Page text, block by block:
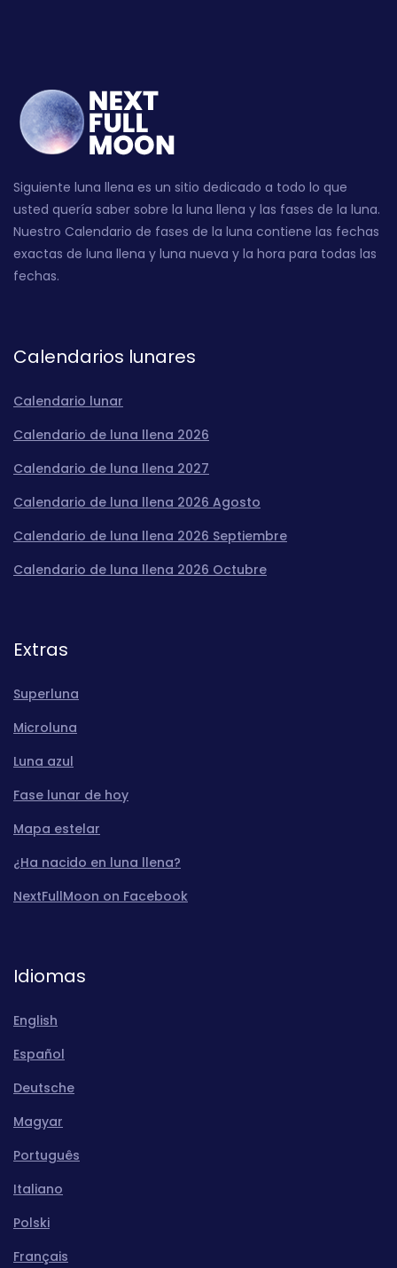
Siguiente luna llena es un sitio dedicado a todo lo que
usted quería saber sobre la luna llena y las fases de la luna.
Nuestro Calendario de fases de la luna contiene las fechas
exactas de luna llena y luna nueva y la hora para todas las
fechas.
Calendarios lunares
Calendario lunar
Calendario de luna llena 2026
Calendario de luna llena 2027
Calendario de luna llena 2026 Agosto
Calendario de luna llena 2026 Septiembre
Calendario de luna llena 2026 Octubre
Extras
Superluna
Microluna
Luna azul
Fase lunar de hoy
Mapa estelar
¿Ha nacido en luna llena?
NextFullMoon on Facebook
Idiomas
English
Español
Deutsche
Magyar
Português
Italiano
Polski
Français